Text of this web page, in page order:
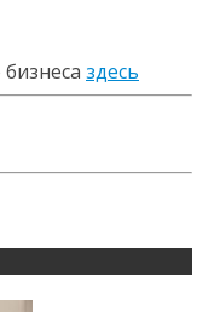
здесь